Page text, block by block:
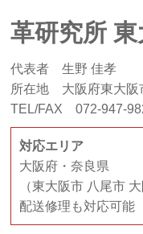
革研究所
代表者 生野 佳孝
所在地 大阪府東大阪
TEL/FAX 072-947-
対応エリア
大阪府・奈良県
（東大阪市 八尾市
配送修理も対応可能